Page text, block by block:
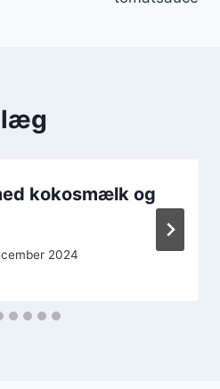
kokosmælk og
2024